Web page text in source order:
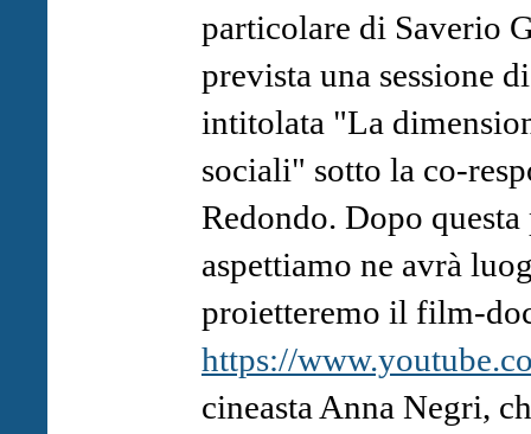
particolare di Saverio
prevista una sessione
intitolata "La
sociali" sotto la co-
Redondo. Dopo
aspettiamo ne avrà
proietteremo il film-
https://
cineasta Anna Negri,